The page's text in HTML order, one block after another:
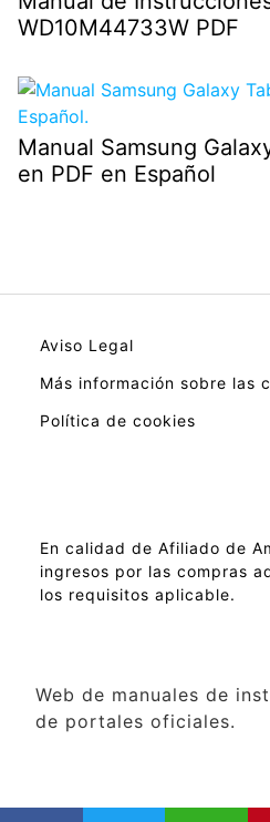
WD10M44733W PDF
Manual Samsung
en PDF en Español
Aviso Legal
Más información sobre las
Política de cookies
En calidad de Afiliado de
ingresos por las compras
los requisitos aplicable.
Web de manuales de
de portales oficiales.